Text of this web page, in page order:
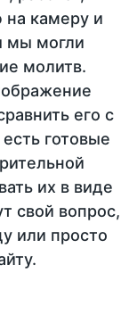
камеру и
мы могли
молитв.
его с
готовые
их в виде
свой вопрос,
или просто